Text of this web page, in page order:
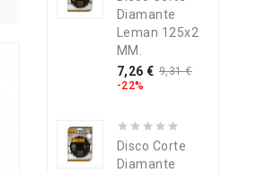
Diamante
Leman 125x2
MM.
7,26 € 9,31 €
-22%
Disco Corte
Diamante